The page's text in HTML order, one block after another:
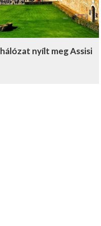
nyílt meg Assisi